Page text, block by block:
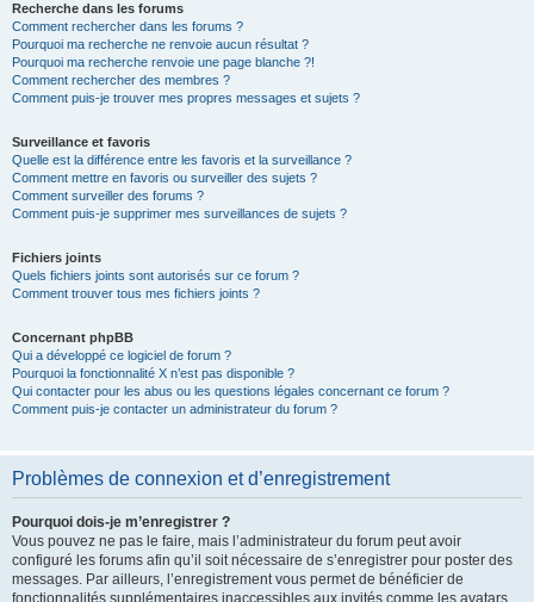
Recherche dans les forums
Comment rechercher dans les forums ?
Pourquoi ma recherche ne renvoie aucun résultat ?
Pourquoi ma recherche renvoie une page blanche ?!
Comment rechercher des membres ?
Comment puis-je trouver mes propres messages et sujets ?
Surveillance et favoris
Quelle est la différence entre les favoris et la surveillance ?
Comment mettre en favoris ou surveiller des sujets ?
Comment surveiller des forums ?
Comment puis-je supprimer mes surveillances de sujets ?
Fichiers joints
Quels fichiers joints sont autorisés sur ce forum ?
Comment trouver tous mes fichiers joints ?
Concernant phpBB
Qui a développé ce logiciel de forum ?
Pourquoi la fonctionnalité X n’est pas disponible ?
Qui contacter pour les abus ou les questions légales concernant ce forum ?
Comment puis-je contacter un administrateur du forum ?
Problèmes de connexion et d’enregistrement
Pourquoi dois-je m’enregistrer ?
Vous pouvez ne pas le faire, mais l’administrateur du forum peut avoir
configuré les forums afin qu’il soit nécessaire de s’enregistrer pour poster des
messages. Par ailleurs, l’enregistrement vous permet de bénéficier de
fonctionnalités supplémentaires inaccessibles aux invités comme les avatars